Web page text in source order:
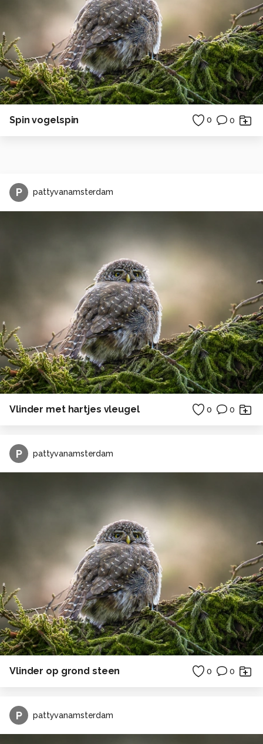
Spin vogelspin 0 0
P pattyvanamsterdam
Vlinder met hartjes vleugel 0 0
P pattyvanamsterdam
Vlinder op grond steen 0 0
P pattyvanamsterdam